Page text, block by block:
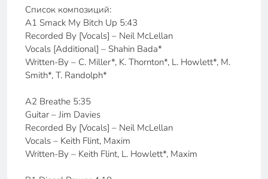
Список композиций:
A1 Smack My Bitch Up 5:43
Recorded By [Vocals] – Neil McLellan
Vocals [Additional] – Shahin Bada*
Written-By – C. Miller*, K. Thornton*, L. Howlett*, M.
Smith*, T. Randolph*
A2 Breathe 5:35
Guitar – Jim Davies
Recorded By [Vocals] – Neil McLellan
Vocals – Keith Flint, Maxim
Written-By – Keith Flint, L. Howlett*, Maxim